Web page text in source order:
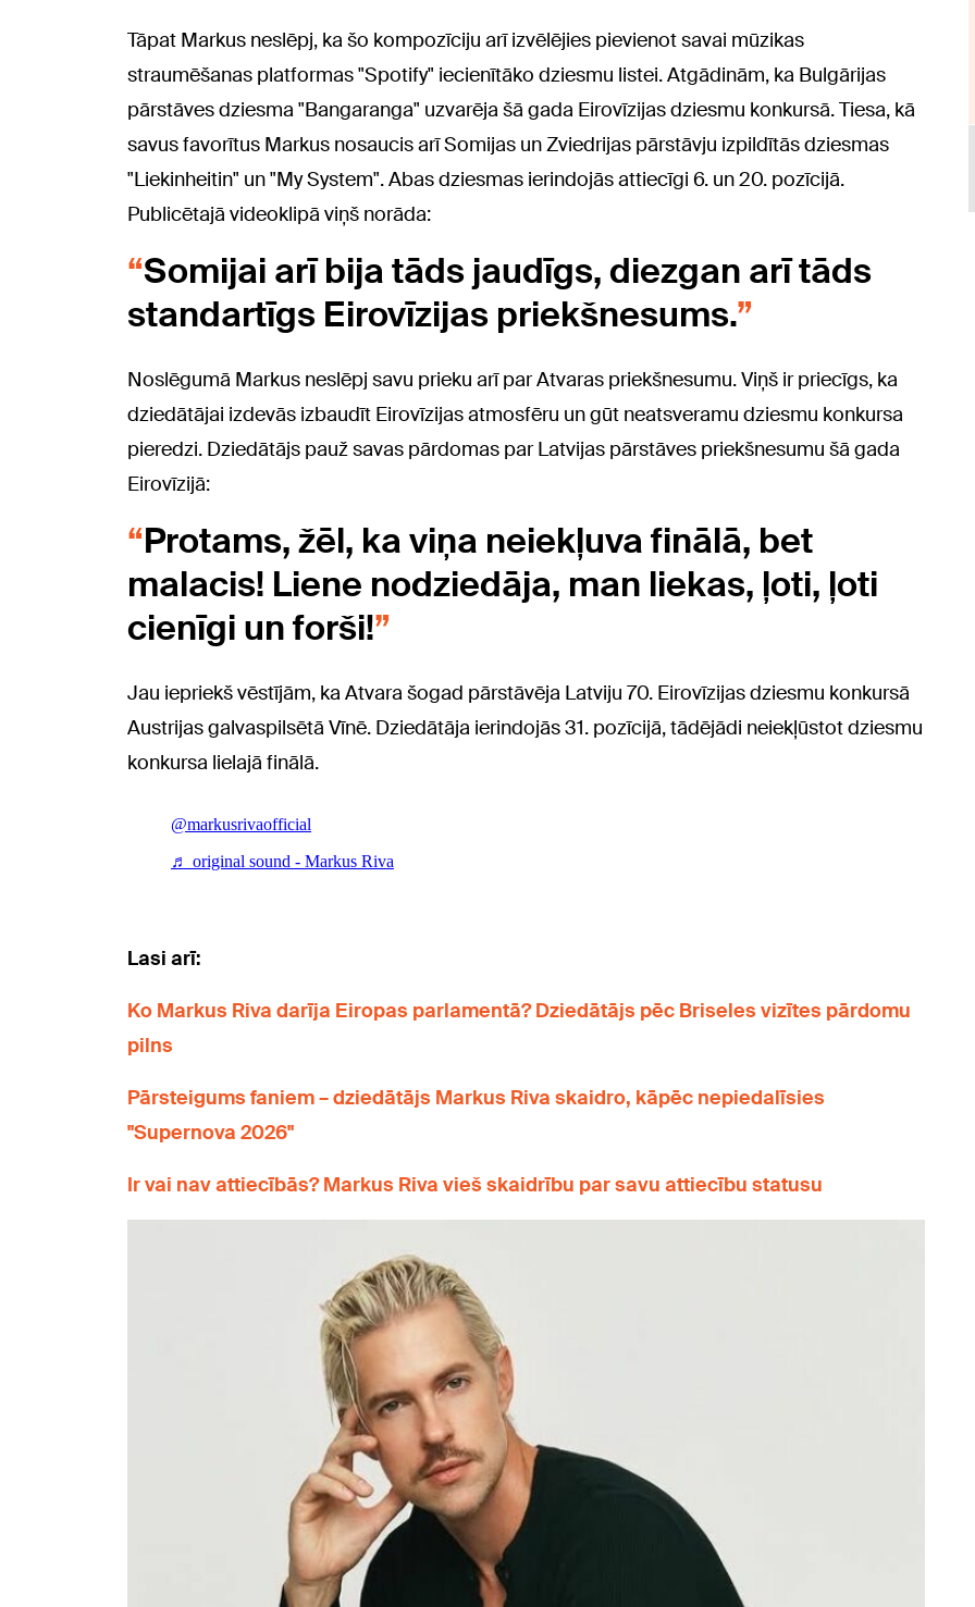
Tāpat Markus neslēpj, ka šo kompozīciju arī izvēlējies pievienot savai mūzikas
straumēšanas platformas "Spotify" iecienītāko dziesmu listei. Atgādinām, ka Bulgārijas
pārstāves dziesma "Bangaranga" uzvarēja šā gada Eirovīzijas dziesmu konkursā. Tiesa, kā
savus favorītus Markus nosaucis arī Somijas un Zviedrijas pārstāvju izpildītās dziesmas
"Liekinheitin" un "My System". Abas dziesmas ierindojās attiecīgi 6. un 20. pozīcijā.
Publicētajā videoklipā viņš norāda:
Somijai arī bija tāds jaudīgs, diezgan arī tāds
standartīgs Eirovīzijas priekšnesums.
Noslēgumā Markus neslēpj savu prieku arī par Atvaras priekšnesumu. Viņš ir priecīgs, ka
dziedātājai izdevās izbaudīt Eirovīzijas atmosfēru un gūt neatsveramu dziesmu konkursa
pieredzi. Dziedātājs pauž savas pārdomas par Latvijas pārstāves priekšnesumu šā gada
Eirovīzijā:
Protams, žēl, ka viņa neiekļuva finālā, bet
malacis! Liene nodziedāja, man liekas, ļoti, ļoti
cienīgi un forši!
Jau iepriekš vēstījām, ka Atvara šogad pārstāvēja Latviju 70. Eirovīzijas dziesmu konkursā
Austrijas galvaspilsētā Vīnē. Dziedātāja ierindojās 31. pozīcijā, tādējādi neiekļūstot dziesmu
konkursa lielajā finālā.
Lasi arī:
Ko Markus Riva darīja Eiropas parlamentā? Dziedātājs pēc Briseles vizītes pārdomu
pilns
Pārsteigums faniem – dziedātājs Markus Riva skaidro, kāpēc nepiedalīsies
"Supernova 2026"
Ir vai nav attiecībās? Markus Riva vieš skaidrību par savu attiecību statusu